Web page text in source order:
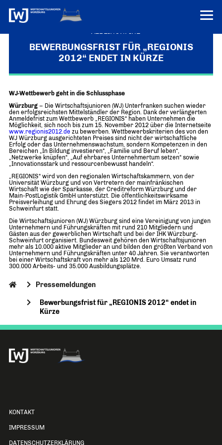
VEREINONLINE
AKTUELLES
ÜBER UNS
Über uns
WER WIR SIND & DER VORSITZ
Über uns
Forum „Junge Wirtschaft“ – Mitgliedermagazin
Mitglieder
UNSER NETZWERK
Mitglieder
Senatoren
TERMINE
PRESSEMELDUNGEN
PROJEKTE
INFORMATIONEN
Ziele
Imagefilm
BEWERBUNGSFRIST FÜR „REGIONIS
2012“ ENDET IN KÜRZE
WJ-Wettbewerb geht in die Schlussphase
Würzburg – Die Wirtschaftsjunioren (WJ) Unterfranken suchen wieder
den erfolgsreichsten Mittelständler der Region. Dank der verlängerten
Anmeldefrist zum Wettbewerb „REGIONIS“ haben Unternehmen die
Möglichkeit, sich noch bis zum 15. November 2012 über die Internetseite
www.regionis2012.de zu bewerben. Wettbewerbskriterien des von den
WJ Würzburg ausgerichteten Preises sind nicht der wirtschaftliche
Erfolg oder das Unternehmenswachstum, sondern Kompetenzen in den
Bereichen „In Bildung investieren“, „Familie und Beruf leben“,
„Netzwerke knüpfen“, „Auf ehrbares Unternehmertum setzen“ sowie
„Innovationsstark und ressourcenbewusst handeln“.
„REGIONIS“ wird von den regionalen Wirtschaftskammern, von der
Universität Würzburg und von Vertretern der mainfränkischen
Wirtschaft wie der Sparkasse, der Creditreform Würzburg und der
Main-PostLogistik GmbH unterstützt. Die öffentlichkeitswirksame
Preisverleihung und Ehrung des Siegers 2012 findet im März 2013 in
Schweinfurt statt.
Die Wirtschaftsjunioren (WJ) Würzburg sind eine Vereinigung von jungen
Unternehmern und Führungskräften mit rund 210 Mitgliedern und
Gästen aus der gewerblichen Wirtschaft und bei der IHK Würzburg-
Schweinfurt organisiert. Bundesweit gehören den Wirtschaftsjunioren
mehr als 10.000 aktive Mitglieder an und bilden den größten Verband von
Unternehmern und Führungskräften unter 40 Jahren. Sie verantworten
bei einer Wirtschaftskraft von mehr als 120 Mrd. Euro Umsatz rund
300.000 Arbeits- und 35.000 Ausbildungsplätze.
Pressemeldungen
Bewerbungsfrist für „REGIONIS 2012“ endet in
Kürze
KONTAKT
IMPRESSUM
DATENSCHUTZERKLÄRUNG